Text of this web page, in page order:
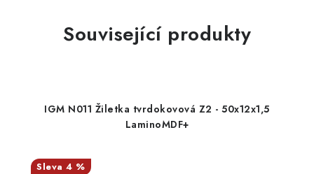
Související produkty
IGM N011 Žiletka tvrdokovová Z2 - 50x12x1,5
LaminoMDF+
4 %